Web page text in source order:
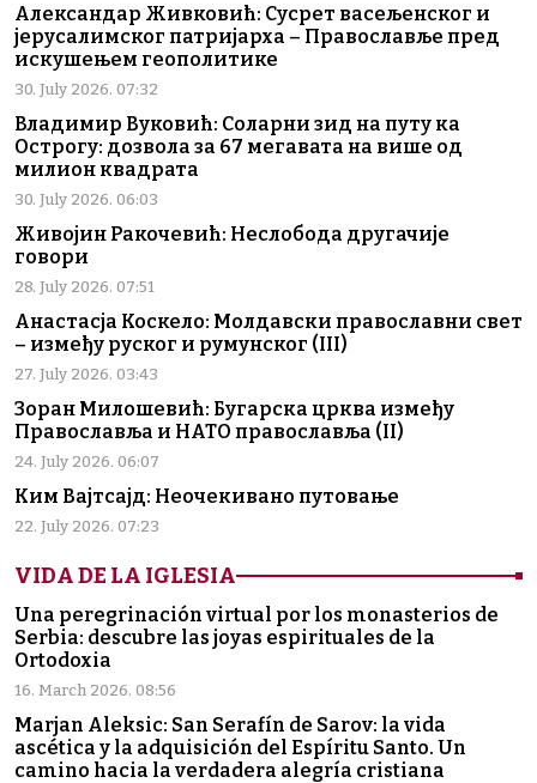
Александар Живковић: Сусрет васељенског и
јерусалимског патријарха – Православље пред
искушењем геополитике
30. July 2026. 07:32
Владимир Вуковић: Соларни зид на путу ка
Острогу: дозвола за 67 мегавата на више од
милион квадрата
30. July 2026. 06:03
Живојин Ракочевић: Неслобода другачије
говори
28. July 2026. 07:51
Анастасја Коскело: Молдавски православни свет
– између руског и румунског (III)
27. July 2026. 03:43
Зоран Милошевић: Бугарска црква између
Православља и НАТО православља (II)
24. July 2026. 06:07
Ким Вајтсајд: Неочекивано путовање
22. July 2026. 07:23
VIDA DE LA IGLESIA
Una peregrinación virtual por los monasterios de
Serbia: descubre las joyas espirituales de la
Ortodoxia
16. March 2026. 08:56
Marjan Aleksic: San Serafín de Sarov: la vida
ascética y la adquisición del Espíritu Santo. Un
camino hacia la verdadera alegría cristiana